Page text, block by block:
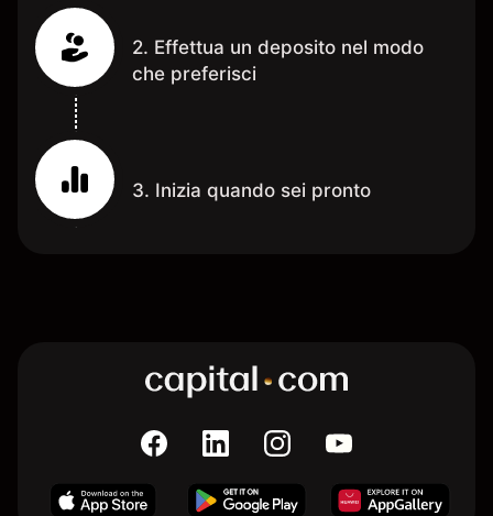
2. Effettua un deposito nel modo
che preferisci
3. Inizia quando sei pronto